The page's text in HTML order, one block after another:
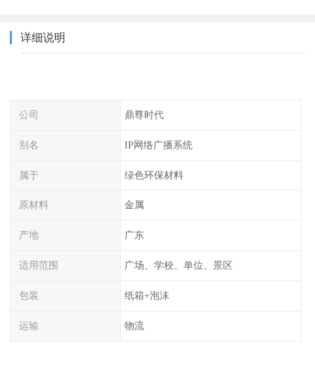
详细说明
公司 鼎尊时代
别名 IP网络广播系统
属于 绿色环保材料
原材料 金属
产地 广东
适用范围 广场、学校、单位、景区
包装 纸箱+泡沫
运输 物流